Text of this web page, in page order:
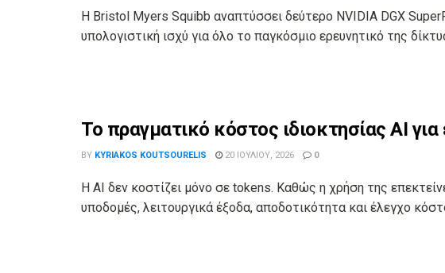
Η Bristol Myers Squibb αναπτύσσει δεύτερο NVIDIA DGX
υπολογιστική ισχύ για όλο το παγκόσμιο ερευνητικό της
Το πραγματικό κόστος ιδιοκτησίας AI για
BY KYRIAKOS KOUTSOURELIS 20 ΙΟΥΛΊΟΥ, 2026 0
Η AI δεν κοστίζει μόνο σε tokens. Καθώς η χρήση της
υποδομές, λειτουργικά έξοδα, αποδοτικότητα και έλεγχο